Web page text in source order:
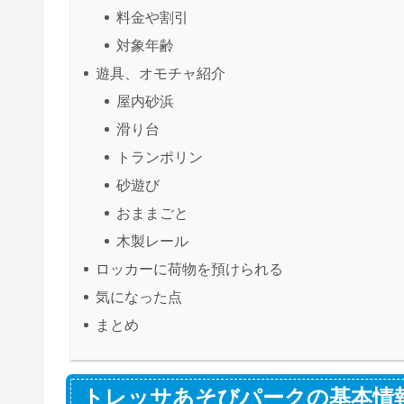
料金や割引
対象年齢
遊具、オモチャ紹介
屋内砂浜
滑り台
トランポリン
砂遊び
おままごと
木製レール
ロッカーに荷物を預けられる
気になった点
まとめ
トレッサあそびパークの基本情